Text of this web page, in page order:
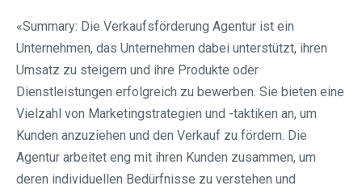
«Summary: Die Verkaufsförderung Agentur ist ein
Unternehmen, das Unternehmen dabei unterstützt, ihren
Umsatz zu steigern und ihre Produkte oder
Dienstleistungen erfolgreich zu bewerben. Sie bieten eine
Vielzahl von Marketingstrategien und -taktiken an, um
Kunden anzuziehen und den Verkauf zu fördern. Die
Agentur arbeitet eng mit ihren Kunden zusammen, um
deren individuellen Bedürfnisse zu verstehen und